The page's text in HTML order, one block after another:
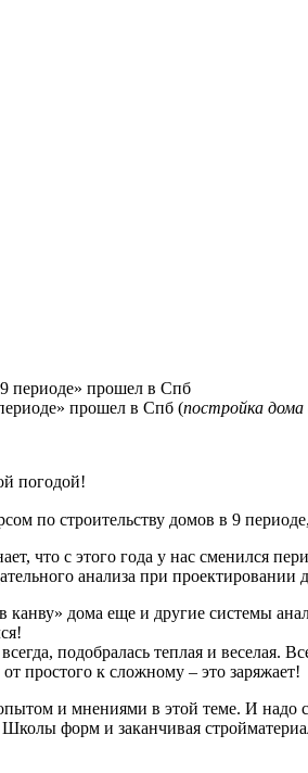
прошел в Спб (постройка
погодой!
по строительству домов в 9
что с этого года у нас сменился
анализа при проектировании
дома еще и другие системы
подобралась теплая и веселая.
простого к сложному – это заряжает!
и мнениями в этой теме. И
форм и заканчивая